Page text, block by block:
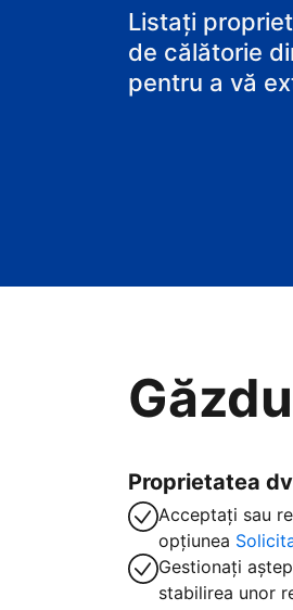
B&B-
Listați
de călătorie
pentru a vă
Proprietatea
Acceptați sau
opțiunea
Gestionați
stabilirea unor